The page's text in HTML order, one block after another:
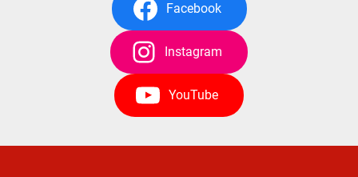
Facebook
Instagram
YouTube